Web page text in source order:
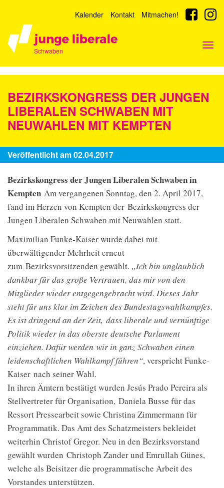
Schwaben
Kalender Kontakt Mitmachen!
BEZIRKSKONGRESS DER JUNGEN
LIBERALEN SCHWABEN MIT
NEUWAHLEN MIT KEMPTEN
Veröffentlicht am 02.04.2017
Bezirkskongress der Jungen Liberalen Schwaben in
Kempten Am vergangenen Sonntag, den 2. April 2017,
fand im Herzen von Kempten der Bezirkskongress der
Jungen Liberalen Schwaben mit Neuwahlen statt.
Maximilian Funke-Kaiser wurde dabei mit
überwältigender Mehrheit erneut
zum Bezirksvorsitzenden gewählt. „Ich bin unglaublich
dankbar für das große Vertrauen, das mir von den
Mitglieder wieder entgegengebracht wird. Dieses Jahr
steht für uns klar im Zeichen des Bundestagswahlkampfes.
Es ist dringend an der Zeit, dass liberale und vernünftige
Politik wieder in das oberste deutsche Parlament
einziehen. Dafür werden wir in ganz Schwaben einen
leidenschaftlichen Wahlkampf führen“, verspricht Funke-
Kaiser nach seiner Wahl.
In ihren Ämtern bestätigt wurden Jesús Prado Pereira als
Stellvertreter für Organisation, Daniela Busse für das
Ressort Pressearbeit sowie Christina Zimmermann für
Programmatik. Das Amt des Schatzmeisters bekleidet
weiterhin Christof Gregor. Neu in den Bezirksvorstand
gewählt wurden Christoph Zander und Emrullah Günes,
welche als Beisitzer die programmatische Arbeit des
Vorstandes unterstützen.